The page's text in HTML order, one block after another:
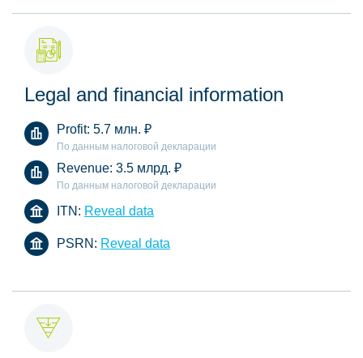
Legal and financial information
Profit: 5.7 млн. ₽
По данным налоговой декларации
Revenue: 3.5 млрд. ₽
По данным налоговой декларации
ITN: Reveal data
PSRN: Reveal data